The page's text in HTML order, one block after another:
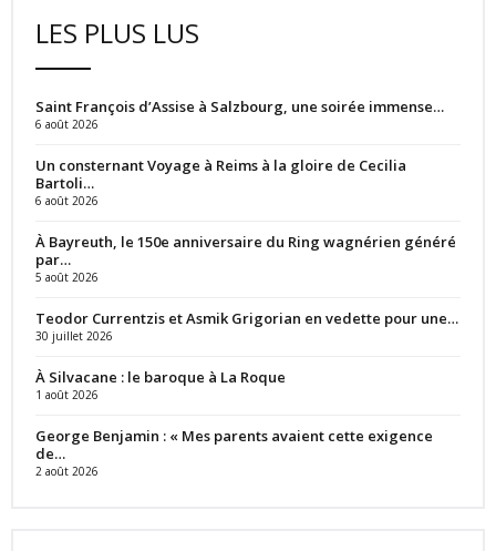
LES PLUS LUS
Saint François d’Assise à Salzbourg, une soirée immense…
6 août 2026
Un consternant Voyage à Reims à la gloire de Cecilia
Bartoli…
6 août 2026
À Bayreuth, le 150e anniversaire du Ring wagnérien généré
par…
5 août 2026
Teodor Currentzis et Asmik Grigorian en vedette pour une…
30 juillet 2026
À Silvacane : le baroque à La Roque
1 août 2026
George Benjamin : « Mes parents avaient cette exigence
de…
2 août 2026